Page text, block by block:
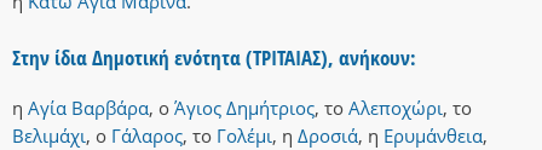
Στην ίδια Δημοτική ενότητα (ΤΡΙΤΑΙΑΣ), ανήκουν:
η Αγία Βαρβάρα, ο Άγιος Δημήτριος, το Αλεποχώρι, το
Βελιμάχι, ο Γάλαρος, το Γολέμι, η Δροσιά, η Ερυμάνθεια,